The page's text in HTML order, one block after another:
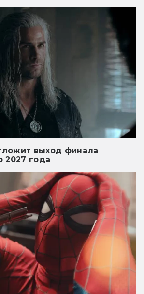
выход финала
2027 года